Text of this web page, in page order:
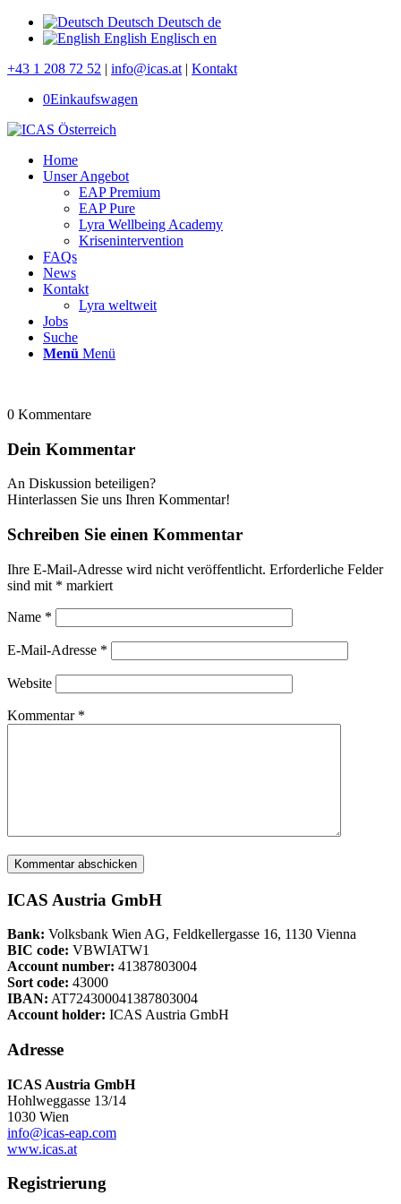
Deutsch Deutsch de
English Englisch en
+43 1 208 72 52 | info@icas.at | Kontakt
0Einkaufswagen
Home
Unser Angebot
EAP Premium
EAP Pure
Lyra Wellbeing Academy
Krisenintervention
FAQs
News
Kontakt
Lyra weltweit
Jobs
Suche
Menü Menü
0 Kommentare
Dein Kommentar
An Diskussion beteiligen?
Hinterlassen Sie uns Ihren Kommentar!
Schreiben Sie einen Kommentar
Ihre E-Mail-Adresse wird nicht veröffentlicht. Erforderliche Felder
sind mit * markiert
Name *
E-Mail-Adresse *
Website
Kommentar *
ICAS Austria GmbH
Bank: Volksbank Wien AG, Feldkellergasse 16, 1130 Vienna
BIC code: VBWIATW1
Account number: 41387803004
Sort code: 43000
IBAN: AT724300041387803004
Account holder: ICAS Austria GmbH
Adresse
ICAS Austria GmbH
Hohlweggasse 13/14
1030 Wien
info@icas-eap.com
www.icas.at
Registrierung